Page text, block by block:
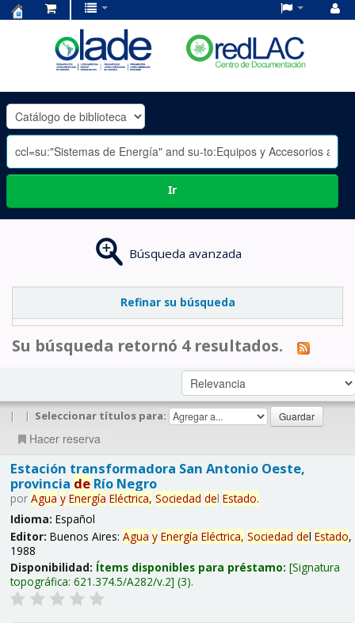
OLADE
-
Ir
Búsqueda avanzada
Refinar su búsqueda
Su búsqueda retornó 4 resultados.
| | Seleccionar títulos para:
Hacer reserva
Estación transformadora San Antonio Oeste,
provincia deRío Negro
por Agua y Energía Eléctrica, Sociedad del Estado.
Idioma: Español
Editor: Buenos Aires: Agua y Energía Eléctrica, Sociedad del Estado,
1988
Disponibilidad: Ítems disponibles para préstamo: Signatura
topográfica: 621.374.5/A282/v.2 (3).